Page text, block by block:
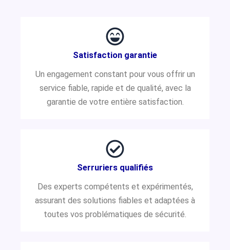
Satisfaction garantie
Un engagement constant pour vous offrir un
service fiable, rapide et de qualité, avec la
garantie de votre entière satisfaction.
Serruriers qualifiés
Des experts compétents et expérimentés,
assurant des solutions fiables et adaptées à
toutes vos problématiques de sécurité.